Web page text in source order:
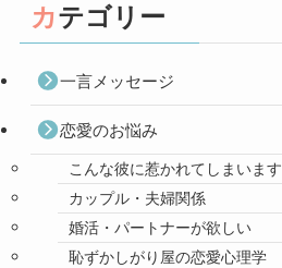
カテゴリー
一言メッセージ
恋愛のお悩み
こんな彼に惹かれてしまいます
カップル・夫婦関係
婚活・パートナーが欲しい
恥ずかしがり屋の恋愛心理学